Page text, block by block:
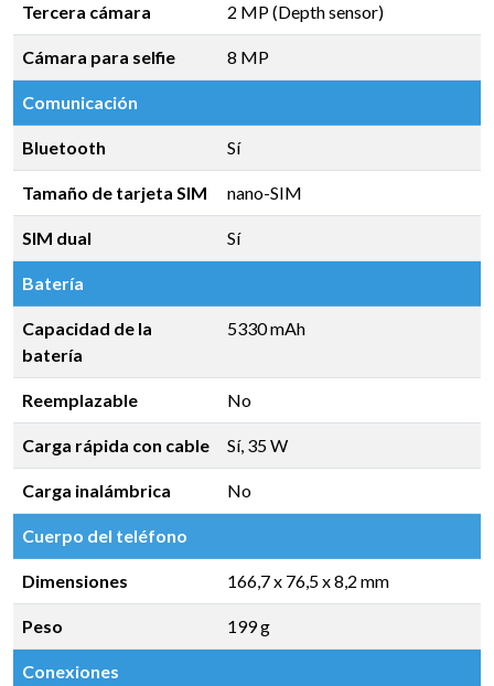
Tercera cámara 2 MP (Depth sensor)
Cámara para selfie 8 MP
Comunicación
Bluetooth Sí
Tamaño de tarjeta SIM nano-SIM
SIM dual Sí
Batería
Capacidad de la
batería
5330 mAh
Reemplazable No
Carga rápida con cable Sí, 35 W
Carga inalámbrica No
Cuerpo del teléfono
Dimensiones 166,7 x 76,5 x 8,2 mm
Peso 199 g
Conexiones